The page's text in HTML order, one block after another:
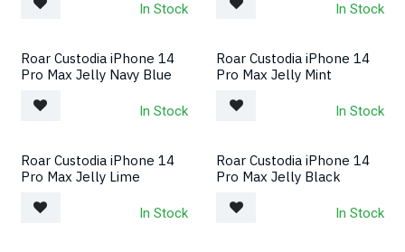
In Stock In Stock
Roar Custodia iPhone 14
Pro Max Jelly Navy Blue
In Stock
Roar Custodia iPhone 14
Pro Max Jelly Mint
In Stock
Roar Custodia iPhone 14
Pro Max Jelly Lime
In Stock
Roar Custodia iPhone 14
Pro Max Jelly Black
In Stock